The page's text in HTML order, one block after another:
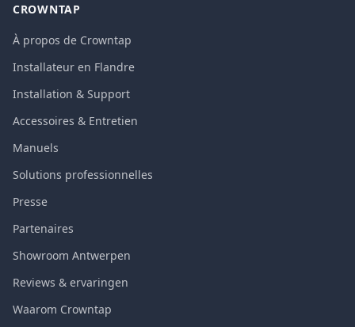
CROWNTAP
À propos de Crowntap
Installateur en Flandre
Installation & Support
Accessoires & Entretien
Manuels
Solutions professionnelles
Presse
Partenaires
Showroom Antwerpen
Reviews & ervaringen
Waarom Crowntap